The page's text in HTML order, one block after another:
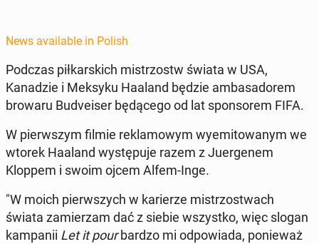
News available in Polish
Podczas piłkars­kich mis­tr­zostw świata w USA,
Kanadzie i Meksyku Haaland będzie am­basadorem
browaru Bud­veis­er będącego od lat spon­sorem FIFA.
W pier­wszym filmie reklam­owym wyemi­towanym we
wtorek Haaland wys­tępu­je razem z Juer­gen­em
Kloppem i swoim ojcem Alfem-Inge.
"W moich pier­wszych w kari­erze mis­tr­zost­wach
świata za­mierzam dać z siebie wszys­tko, więc slogan
kam­panii Let it pourbardzo mi odpowia­da, ponieważ